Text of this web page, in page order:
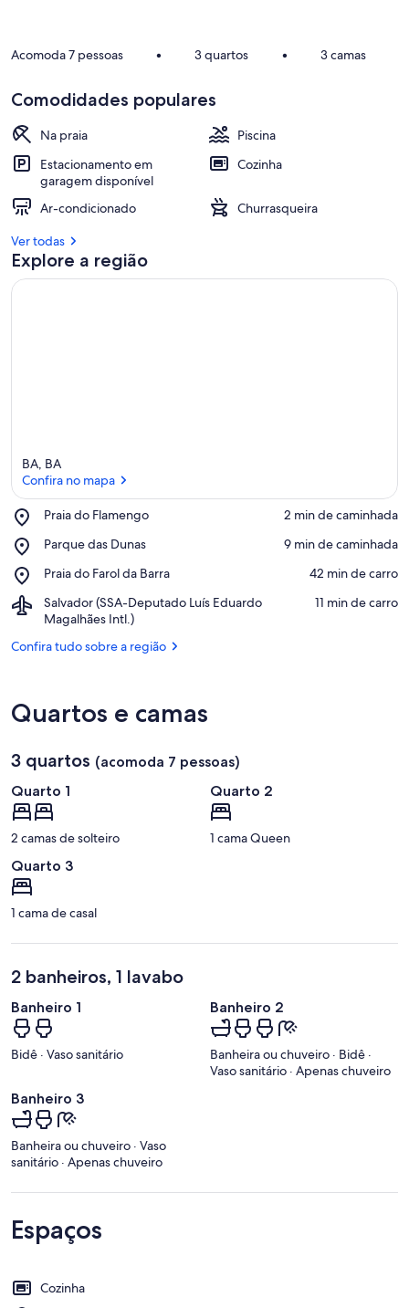
Acomoda 7 pessoas • 3 quartos • 3 camas
Comodidades populares
Na praia
Piscina
Estacionamento em
garagem disponível
Cozinha
Ar-condicionado
Churrasqueira
Ver todas
Explore a região
BA, BA
Confira no mapa
Praia do Flamengo
Place,
do
‪2 min de caminhada‬
Parque das Dunas
Place,
das
‪9 min de caminhada‬
Praia do Farol da Barra
Place,
do
Farol
Barra
‪42 min de carro‬
Salvador (SSA-Deputado Luís Eduardo
Magalhães Intl.)
Airport,
Salvador
Deputado
Intl.)
‪11 min de carro‬
Confira tudo sobre a região
Quartos e camas
3 quartos (acomoda 7 pessoas)
Quarto 1
2 camas de solteiro
Quarto 2
1 cama Queen
Quarto 3
1 cama de casal
2 banheiros, 1 lavabo
Banheiro 1
Bidê · Vaso sanitário
Banheiro 2
Banheira ou chuveiro · Bidê ·
Vaso sanitário · Apenas chuveiro
Banheiro 3
Banheira ou chuveiro · Vaso
sanitário · Apenas chuveiro
Espaços
Cozinha